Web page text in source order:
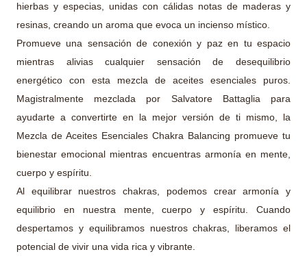
hierbas y especias, unidas con cálidas notas de maderas y
resinas, creando un aroma que evoca un incienso místico.
Promueve una sensación de conexión y paz en tu espacio
mientras alivias cualquier sensación de desequilibrio
energético con esta mezcla de aceites esenciales puros.
Magistralmente mezclada por Salvatore Battaglia para
ayudarte a convertirte en la mejor versión de ti mismo, la
Mezcla de Aceites Esenciales Chakra Balancing promueve tu
bienestar emocional mientras encuentras armonía en mente,
cuerpo y espíritu.
Al equilibrar nuestros chakras, podemos crear armonía y
equilibrio en nuestra mente, cuerpo y espíritu. Cuando
despertamos y equilibramos nuestros chakras, liberamos el
potencial de vivir una vida rica y vibrante.